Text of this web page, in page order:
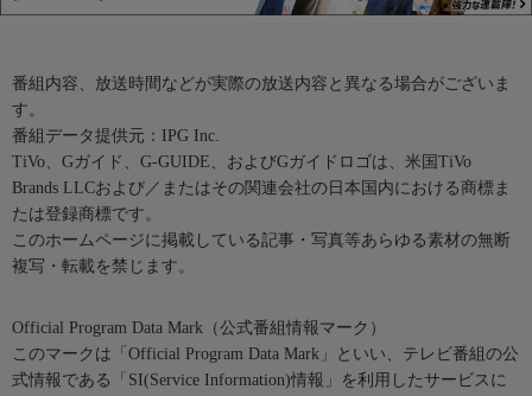
番組内容、放送時間などが実際の放送内容と異なる場合がございま
す。
番組データ提供元：IPG Inc.
TiVo、Gガイド、G-GUIDE、およびGガイドロゴは、米国TiVo
Brands LLCおよび／またはその関連会社の日本国内における商標ま
たは登録商標です。
このホームページに掲載している記事・写真等あらゆる素材の無断
複写・転載を禁じます。
Official Program Data Mark（公式番組情報マーク）
このマークは「Official Program Data Mark」といい、テレビ番組の公
式情報である「SI(Service Information)情報」を利用したサービスに